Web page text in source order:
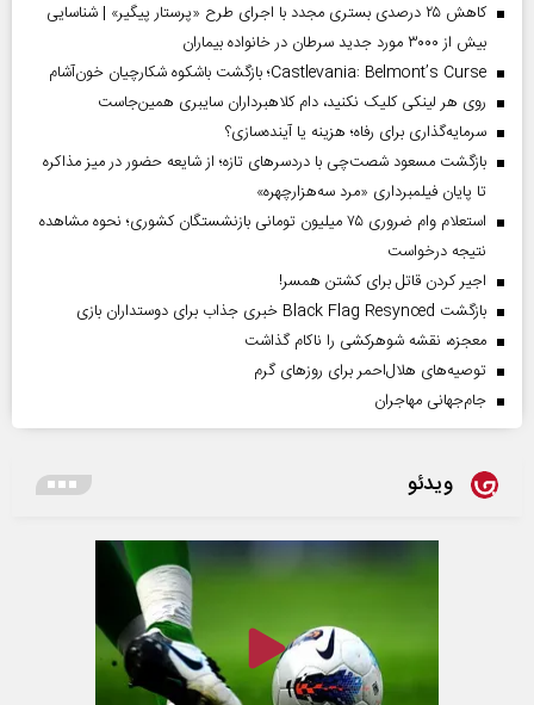
کاهش ۲۵ درصدی بستری مجدد با اجرای طرح «پرستار پیگیر» | شناسایی
بیش از ۳۰۰۰ مورد جدید سرطان در خانواده بیماران
Castlevania: Belmont’s Curse؛ بازگشت باشکوه شکارچیان خون‌آشام
روی هر لینکی کلیک نکنید، دام کلاهبرداران سایبری همین‌جاست
سرمایه‌گذاری برای رفاه؛ هزینه یا آینده‌سازی؟
بازگشت مسعود شصت‌چی با دردسر‌های تازه؛ از شایعه حضور در میز مذاکره
تا پایان فیلمبرداری «مرد سه‌هزارچهره»
استعلام وام ضروری ۷۵ میلیون تومانی بازنشستگان کشوری؛ نحوه مشاهده
نتیجه درخواست
اجیر کردن قاتل برای کشتن همسر!
بازگشت Black Flag Resynced خبری جذاب برای دوستداران بازی
معجزه، نقشه شوهرکشی را ناکام گذاشت
توصیه‌های هلال‌احمر برای روز‌های گرم
جام‌جهانی مهاجران
ویدئو